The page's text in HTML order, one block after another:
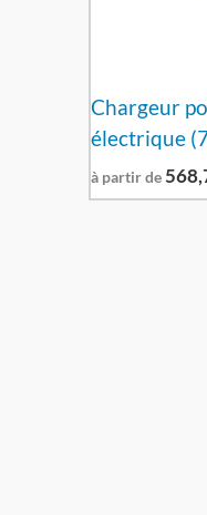
Chargeur
électrique
à partir de